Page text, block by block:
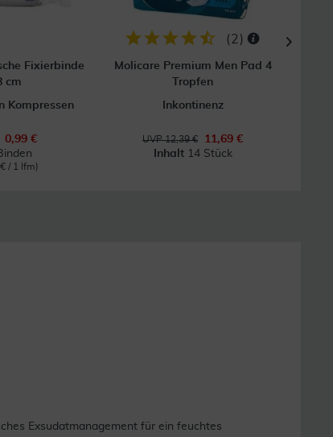
Fixierbinde
cm
Kompressen
0,99 €
/ 1 lfm)
(2 )
Molicare Premium Men Pad 4
Tropfen
Inkontinenz
UVP 12,39 €
11,69 €
Inhalt 14 Stück
Exsudatmanagement für ein feuchtes